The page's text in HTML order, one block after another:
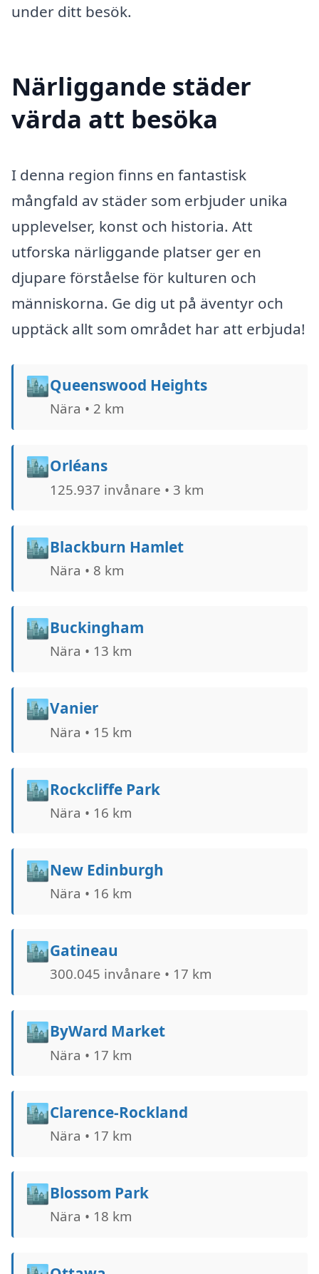
under ditt besök.
Närliggande städer
värda att besöka
I denna region finns en fantastisk
mångfald av städer som erbjuder unika
upplevelser, konst och historia. Att
utforska närliggande platser ger en
djupare förståelse för kulturen och
människorna. Ge dig ut på äventyr och
upptäck allt som området har att erbjuda!
🏙️Queenswood Heights
Nära • 2 km
🏙️Orléans
125.937 invånare • 3 km
🏙️Blackburn Hamlet
Nära • 8 km
🏙️Buckingham
Nära • 13 km
🏙️Vanier
Nära • 15 km
🏙️Rockcliffe Park
Nära • 16 km
🏙️New Edinburgh
Nära • 16 km
🏙️Gatineau
300.045 invånare • 17 km
🏙️ByWard Market
Nära • 17 km
🏙️Clarence-Rockland
Nära • 17 km
🏙️Blossom Park
Nära • 18 km